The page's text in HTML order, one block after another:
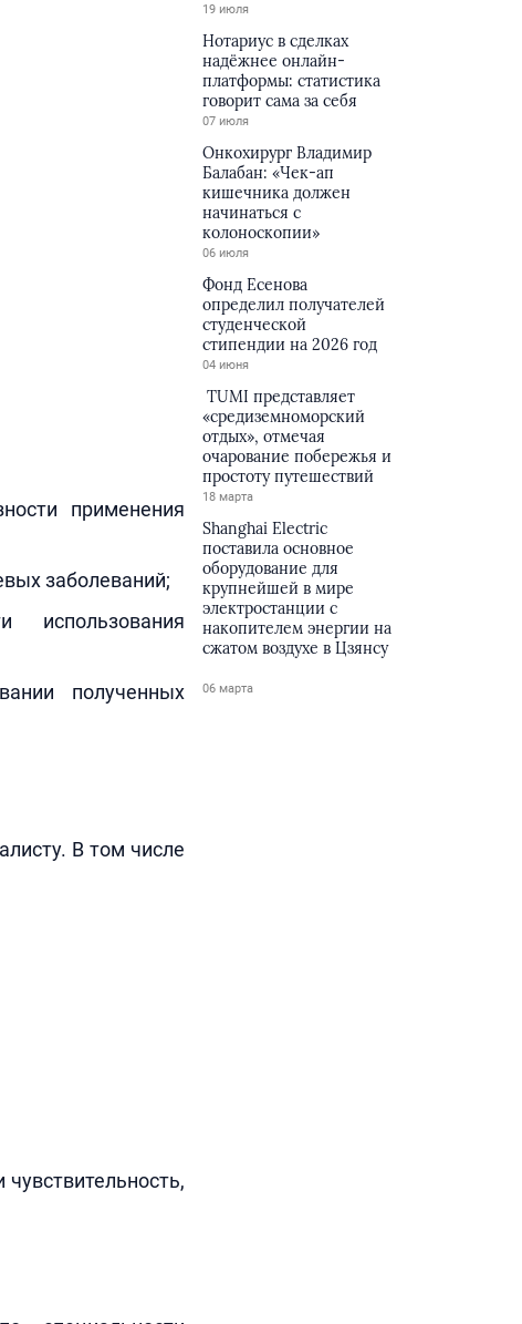
применения
заболеваний;
использования
полученных
В том числе
19 июля
Нотариус в сделках
надёжнее онлайн-
платформы: статистика
говорит сама за себя
07 июля
Онкохирург Владимир
Балабан: «Чек-ап
кишечника должен
начинаться с
колоноскопии»
06 июля
Фонд Есенова
определил получателей
студенческой
стипендии на 2026 год
04 июня
TUMI представляет
«средиземноморский
отдых», отмечая
очарование побережья и
простоту путешествий
18 марта
Shanghai Electric
поставила основное
оборудование для
крупнейшей в мире
электростанции с
накопителем энергии на
сжатом воздухе в Цзянсу
06 марта